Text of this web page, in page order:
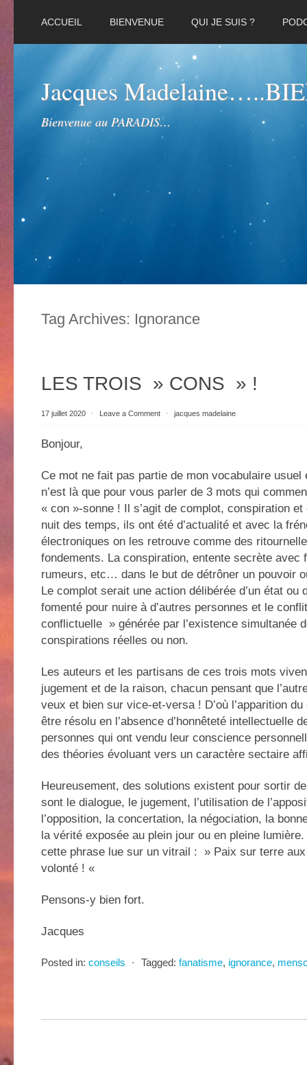
ACCUEIL BIENVENUE QUI JE SUIS ?
Jacques
Bienvenue au PARADIS…
Tag Archives: Ignorance
LES TROIS » CONS » !
17 juillet 2020 ⋅ Leave a Comment ⋅ jacques madelaine
Bonjour,
Ce mot ne fait pas partie de mon vocabulaire usuel
n’est là que pour vous parler de 3 mots qui
« con »-sonne ! Il s’agit de complot, conspiration
nuit des temps, ils ont été d’actualité et avec la
électroniques on les retrouve comme des
fondements. La conspiration, entente secrète avec
rumeurs, etc… dans le but de détrôner un pouvoir
Le complot serait une action délibérée d’un état ou
fomenté pour nuire à d’autres personnes et le
conflictuelle » générée par l’existence simultanée
conspirations réelles ou non.
Les auteurs et les partisans de ces trois mots
jugement et de la raison, chacun pensant que
veux et bien sur vice-et-versa ! D’où l’apparition
être résolu en l’absence d’honnêteté intellectuelle
personnes qui ont vendu leur conscience
des théories évoluant vers un caractère sectaire
Heureusement, des solutions existent pour sortir
sont le dialogue, le jugement, l’utilisation de
l’opposition, la concertation, la négociation, la
la vérité exposée au plein jour ou en pleine
cette phrase lue sur un vitrail : » Paix sur terre
volonté ! «
Pensons-y bien fort.
Jacques
Posted in: conseils ⋅ Tagged: fanatisme, ignorance,